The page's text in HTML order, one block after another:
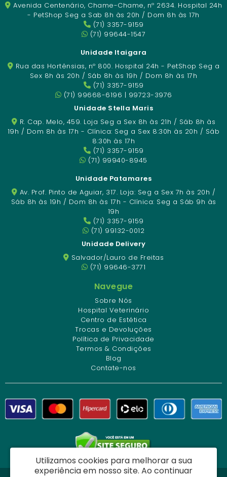
Avenida Centenário, Chame-Chame, nº 2634. Hospital 24h
- PetShop Seg a Sab 8h às 20h / Dom 8h às 17h
(71) 3357-9159
(71) 99644-1547
Unidade Itaigara
Rua das Hortênsias, nº 800. Hospital 24h - PetShop Seg a
Sex 8h às 20h / Sáb 8h às 19h / Dom 8h às 17h
(71) 3357-9159
(71) 99668-6196 | 99723-3976
Unidade Stella Maris
R. Cap. Melo, 459. Loja Seg a Sex 8h às 21h / Sáb 8h às
19h / Dom 8h às 17h - Clínica: Seg a Sex 8:30h às 20h / Sáb
8:30h às 17h
(71) 3357-9159
(71) 99940-8945
Unidade Patamares
Av. Prof. Pinto de Aguiar, 317. Loja: Seg a Sex 7h às 20h /
Sáb 8h às 19h / Dom 8h às 17h - Clínica: Seg a Sáb 9h às
19h
(71) 3357-9159
(71) 99132-0012
Unidade Delivery
Salvador/Lauro de Freitas
(71) 99646-3771
Navegue
Sobre Nós
Hospital Veterinário
Centro de Estética
Trocas e Devoluções
Política de Privacidade
Termos & Condições
Blog
Contate-nos
Utilizamos cookies para melhorar a sua
experiência em nosso site. Ao continuar